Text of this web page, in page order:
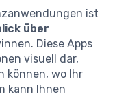
ist
über
Diese Apps
visuell dar,
können, wo Ihr
kann Ihnen